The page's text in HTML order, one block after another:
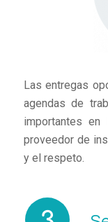
Las entregas
agendas de
importantes en
proveedor de
y el respeto.